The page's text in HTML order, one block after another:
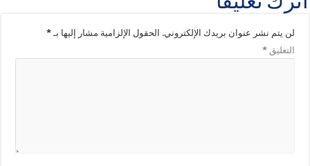
لن يتم نشر عنوان بريدك الإلكتروني. الحقول الإلزامية مشار إليها بـ*
التعليق*